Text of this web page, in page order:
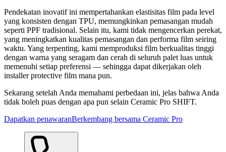
Pendekatan inovatif ini mempertahankan elastisitas film pada level
yang konsisten dengan TPU, memungkinkan pemasangan mudah
seperti PPF tradisional. Selain itu, kami tidak mengencerkan perekat,
yang meningkatkan kualitas pemasangan dan performa film seiring
waktu. Yang terpenting, kami memproduksi film berkualitas tinggi
dengan warna yang seragam dan cerah di seluruh palet luas untuk
memenuhi setiap preferensi — sehingga dapat dikerjakan oleh
installer protective film mana pun.
Sekarang setelah Anda memahami perbedaan ini, jelas bahwa Anda
tidak boleh puas dengan apa pun selain Ceramic Pro SHIFT.
Dapatkan penawaranBerkembang bersama Ceramic Pro